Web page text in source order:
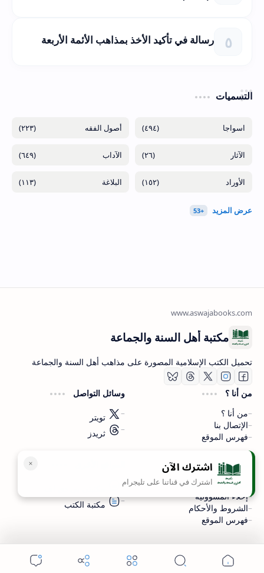
رسالة في تأكيد الأخذ بمذاهب الأئمة الأربعة
التسميات
(٤٩٤) (٢٢٣)
(٢٦) (٦٤٩)
(١٥٢) (١١٣)
اشترك الآن
اشترك في قناتنا على تليجرام
مكتبة أهل السنة والجماعة
تحميل الكتب الإسلامية المصورة على مذاهب أهل السنة والجماعة
من أنا ؟
من أنا ؟
الإتصال بنا
فهرس الموقع
وسائل التواصل
تويتر
ثريدز
سياسة الخصوصية
سياسة الخصوصية
إخلاء المسؤولية
الشروط والأحكام
فهرس الموقع
مكتبة الكتب